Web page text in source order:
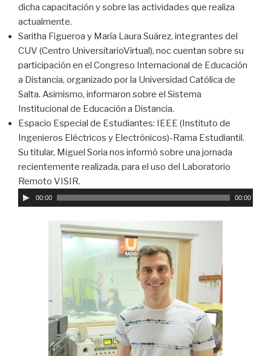
dicha capacitación y sobre las actividades que realiza
actualmente.
Saritha Figueroa y María Laura Suárez, integrantes del
CUV (Centro UniversitarioVirtual), noc cuentan sobre su
participación en el Congreso Internacional de Educación
a Distancia, organizado por la Universidad Católica de
Salta. Asimismo, informaron sobre el Sistema
Institucional de Educación a Distancia.
Espacio Especial de Estudiantes: IEEE (Instituto de
Ingenieros Eléctricos y Electrónicos)-Rama Estudiantil.
Su titular, Miguel Soria nos informó sobre una jornada
recientemente realizada, para el uso del Laboratorio
Remoto VISIR.
e
p
r
o
c
t
o
r
d
00:00 00:00